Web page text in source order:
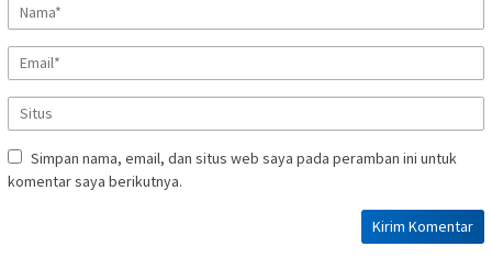
Simpan nama, email, dan situs web saya pada peramban ini untuk
komentar saya berikutnya.